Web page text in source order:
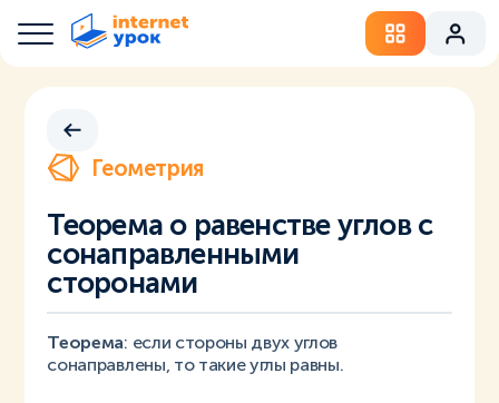
Геометрия
Теорема о равенстве углов с
сонаправленными
сторонами
Теорема: если стороны двух углов
сонаправлены, то такие углы равны.